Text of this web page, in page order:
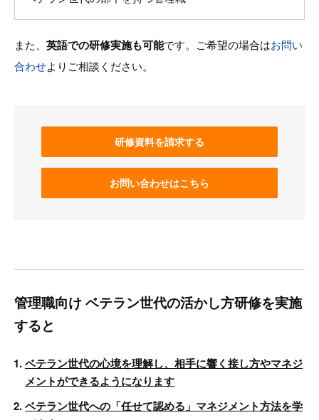
また、 英語での研修実施も可能です。ご希望の場合はお問い
合わせよりご相談ください。
研修資料を請求する
お問い合わせはこちら
管理職向け ベテラン世代の活かし方研修を実施
すると
ベテラン世代の心境を理解し、相手に響く接し方やマネジ
メントができるようになります
ベテラン世代への「任せて認める」マネジメント方法を学